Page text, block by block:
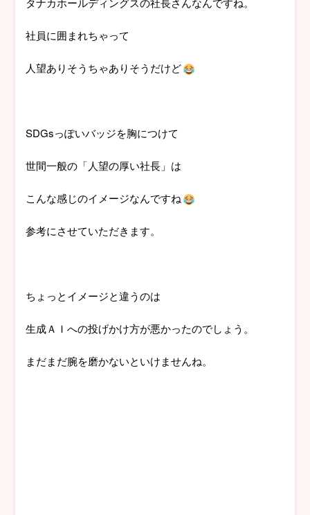
社員に囲まれちゃって
人望ありそうちゃありそうだけど
SDGsっぽいバッジを胸につけて
世間一般の「人望の厚い社長」は
こんな感じのイメージなんですね
参考にさせていただきます。
ちょっとイメージと違うのは
生成ＡＩへの投げかけ方が悪かったのでしょう。
まだまだ腕を磨かないといけませんね。